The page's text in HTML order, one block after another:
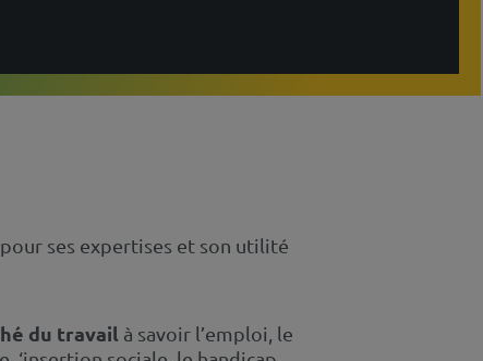
ses expertises et son utilité
du travail à savoir l’emploi, le